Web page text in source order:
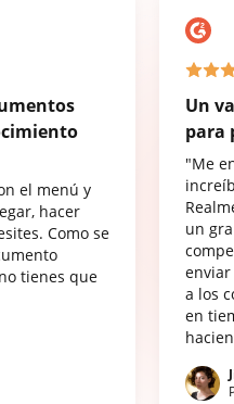
el menú y
hacer
Como se
tienes que
Un
para
"Me
un
a los
en